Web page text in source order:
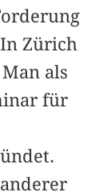
Zürich
als
für